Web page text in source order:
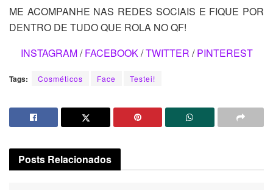
ME ACOMPANHE NAS REDES SOCIAIS E FIQUE POR
DENTRO DE TUDO QUE ROLA NO QF!
INSTAGRAM/FACEBOOK/TWITTER /PINTEREST
Tags: Cosméticos Face Testei!
Posts Relacionados